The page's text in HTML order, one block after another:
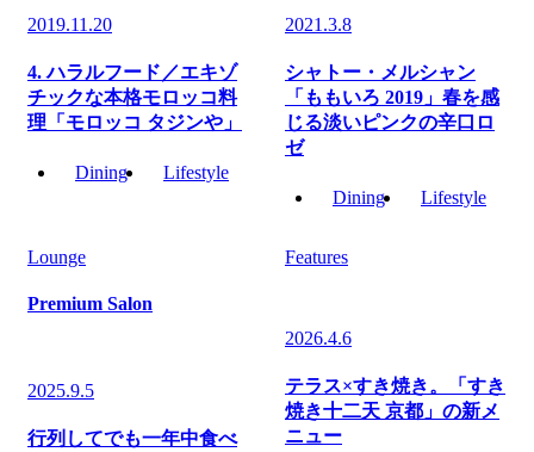
2019.11.20
4. ハラルフード／エキゾ
チックな本格モロッコ料
理「モロッコ タジンや」
Dining Lifestyle
2021.3.8
シャトー・メルシャン
「ももいろ 2019」春を感
じる淡いピンクの辛口ロ
ゼ
Dining Lifestyle
Lounge
Premium Salon
2025.9.5
行列してでも一年中食べ
Features
2026.4.6
テラス×すき焼き。「すき
焼き十二天 京都」の新メ
ニュー